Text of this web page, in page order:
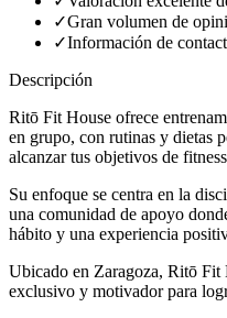
✓Gran volumen de
✓Información de
Descripción
Ritō Fit House ofrece
en grupo, con rutinas y dietas
alcanzar tus objetivos de
Su enfoque se centra en la
una comunidad de apoyo
hábito y una experiencia
Ubicado en Zaragoza, Ritō Fit
exclusivo y motivador para